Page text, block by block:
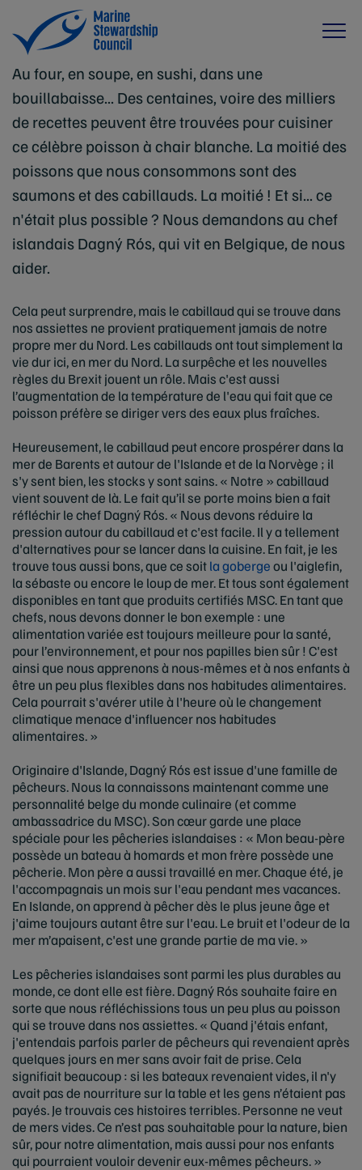
Au four, en soupe, en sushi, dans une
bouillabaisse... Des centaines, voire des milliers
de recettes peuvent être trouvées pour cuisiner
ce célèbre poisson à chair blanche. La moitié des
poissons que nous consommons sont des
saumons et des cabillauds. La moitié ! Et si... ce
n'était plus possible ? Nous demandons au chef
islandais Dagný Rós, qui vit en Belgique, de nous
aider.
Cela peut surprendre, mais le cabillaud qui se trouve dans
nos assiettes ne provient pratiquement jamais de notre
propre mer du Nord. Les cabillauds ont tout simplement la
vie dur ici, en mer du Nord. La surpêche et les nouvelles
règles du Brexit jouent un rôle. Mais c'est aussi
l’augmentation de la température de l'eau qui fait que ce
poisson préfère se diriger vers des eaux plus fraîches.
Heureusement, le cabillaud peut encore prospérer dans la
mer de Barents et autour de l'Islande et de la Norvège ; il
s'y sent bien, les stocks y sont sains. « Notre » cabillaud
vient souvent de là. Le fait qu’il se porte moins bien a fait
réfléchir le chef Dagný Rós. « Nous devons réduire la
pression autour du cabillaud et c'est facile. Il y a tellement
d'alternatives pour se lancer dans la cuisine. En fait, je les
trouve tous aussi bons, que ce soitla gobergeou l'aiglefin,
la sébaste ou encore le loup de mer. Et tous sont également
disponibles en tant que produits certifiés MSC. En tant que
chefs, nous devons donner le bon exemple : une
alimentation variée est toujours meilleure pour la santé,
pour l’environnement, et pour nos papilles bien sûr ! C'est
ainsi que nous apprenons à nous-mêmes et à nos enfants à
être un peu plus flexibles dans nos habitudes alimentaires.
Cela pourrait s'avérer utile à l'heure où le changement
climatique menace d'influencer nos habitudes
alimentaires. »
Originaire d'Islande, Dagný Rós est issue d'une famille de
pêcheurs. Nous la connaissons maintenant comme une
personnalité belge du monde culinaire (et comme
ambassadrice du MSC). Son cœur garde une place
spéciale pour les pêcheries islandaises : « Mon beau-père
possède un bateau à homards et mon frère possède une
pêcherie. Mon père a aussi travaillé en mer. Chaque été, je
l'accompagnais un mois sur l'eau pendant mes vacances.
En Islande, on apprend à pêcher dès le plus jeune âge et
j'aime toujours autant être sur l'eau. Le bruit et l'odeur de la
mer m’apaisent, c'est une grande partie de ma vie. »
Les pêcheries islandaises sont parmi les plus durables au
monde, ce dont elle est fière. Dagný Rós souhaite faire en
sorte que nous réfléchissions tous un peu plus au poisson
qui se trouve dans nos assiettes. « Quand j'étais enfant,
j'entendais parfois parler de pêcheurs qui revenaient après
quelques jours en mer sans avoir fait de prise. Cela
signifiait beaucoup : si les bateaux revenaient vides, il n'y
avait pas de nourriture sur la table et les gens n’étaient pas
payés. Je trouvais ces histoires terribles. Personne ne veut
de mers vides. Ce n’est pas souhaitable pour la nature, bien
sûr, pour notre alimentation, mais aussi pour nos enfants
qui pourraient vouloir devenir eux-mêmes pêcheurs. »